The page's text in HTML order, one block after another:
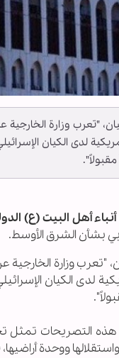
"تعرب وزارة
لدى الكيان
أهل البيت (ع)
بشأن الشرق الأوسط.
"تعرب وزارة
لدى الكيان
هذه التصريحات تمثل
ووحدة